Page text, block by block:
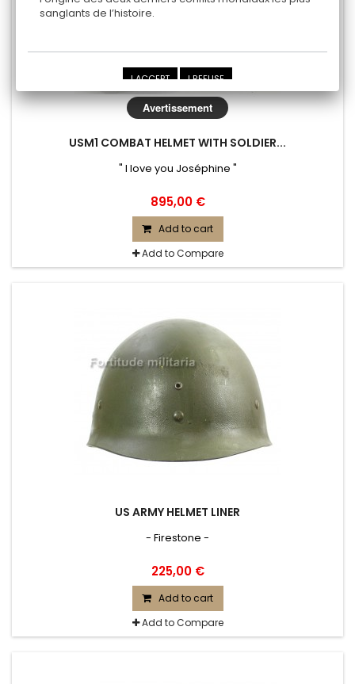
USM1 COMBAT HELMET WITH SOLDIER...
" I love you Joséphine "
895,00 €
Add to cart
Add to Compare
US ARMY HELMET LINER
- Firestone -
225,00 €
Add to cart
Add to Compare
sanglants de l’histoire.
I ACCEPT I REFUSE
Avertissement